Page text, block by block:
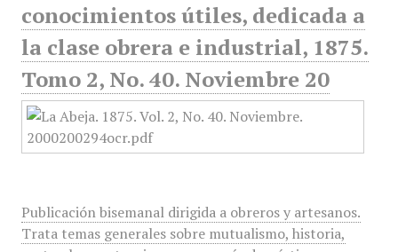
conocimientos útiles, dedicada a
la clase obrera e industrial, 1875.
Tomo 2, No. 40. Noviembre 20
Publicación bisemanal dirigida a obreros y artesanos.
Trata temas generales sobre mutualismo, historia,